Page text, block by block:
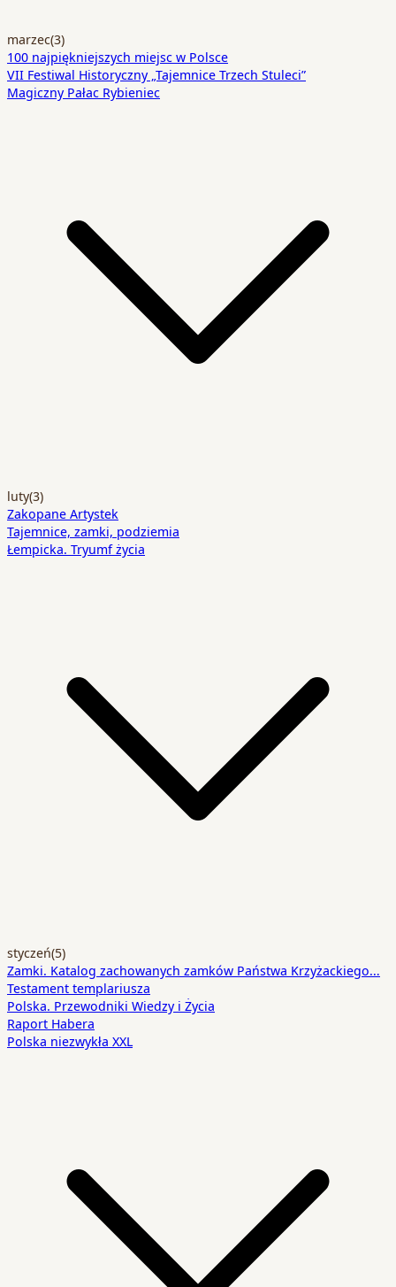
marzec(3)
100 najpiękniejszych miejsc w Polsce
VII Festiwal Historyczny „Tajemnice Trzech Stuleci”
Magiczny Pałac Rybieniec
luty(3)
Zakopane Artystek
Tajemnice, zamki, podziemia
Łempicka. Tryumf życia
styczeń(5)
Zamki. Katalog zachowanych zamków Państwa Krzyżackiego…
Testament templariusza
Polska. Przewodniki Wiedzy i Życia
Raport Habera
Polska niezwykła XXL